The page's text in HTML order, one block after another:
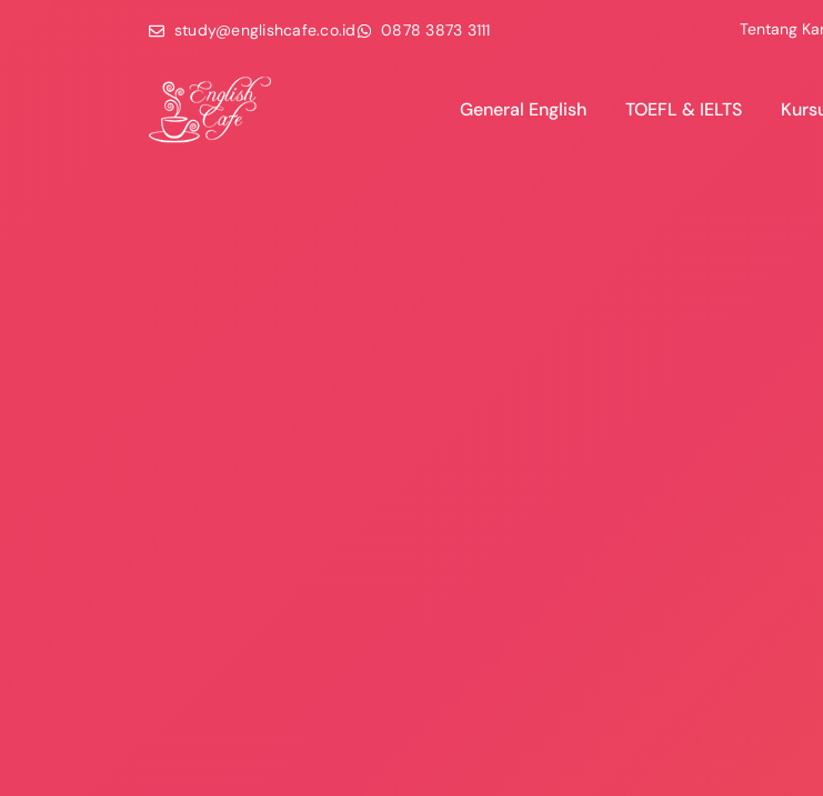
study@englishcafe.co.id 0878 3873 3111 Tentang
General English TOEFL & IELTS